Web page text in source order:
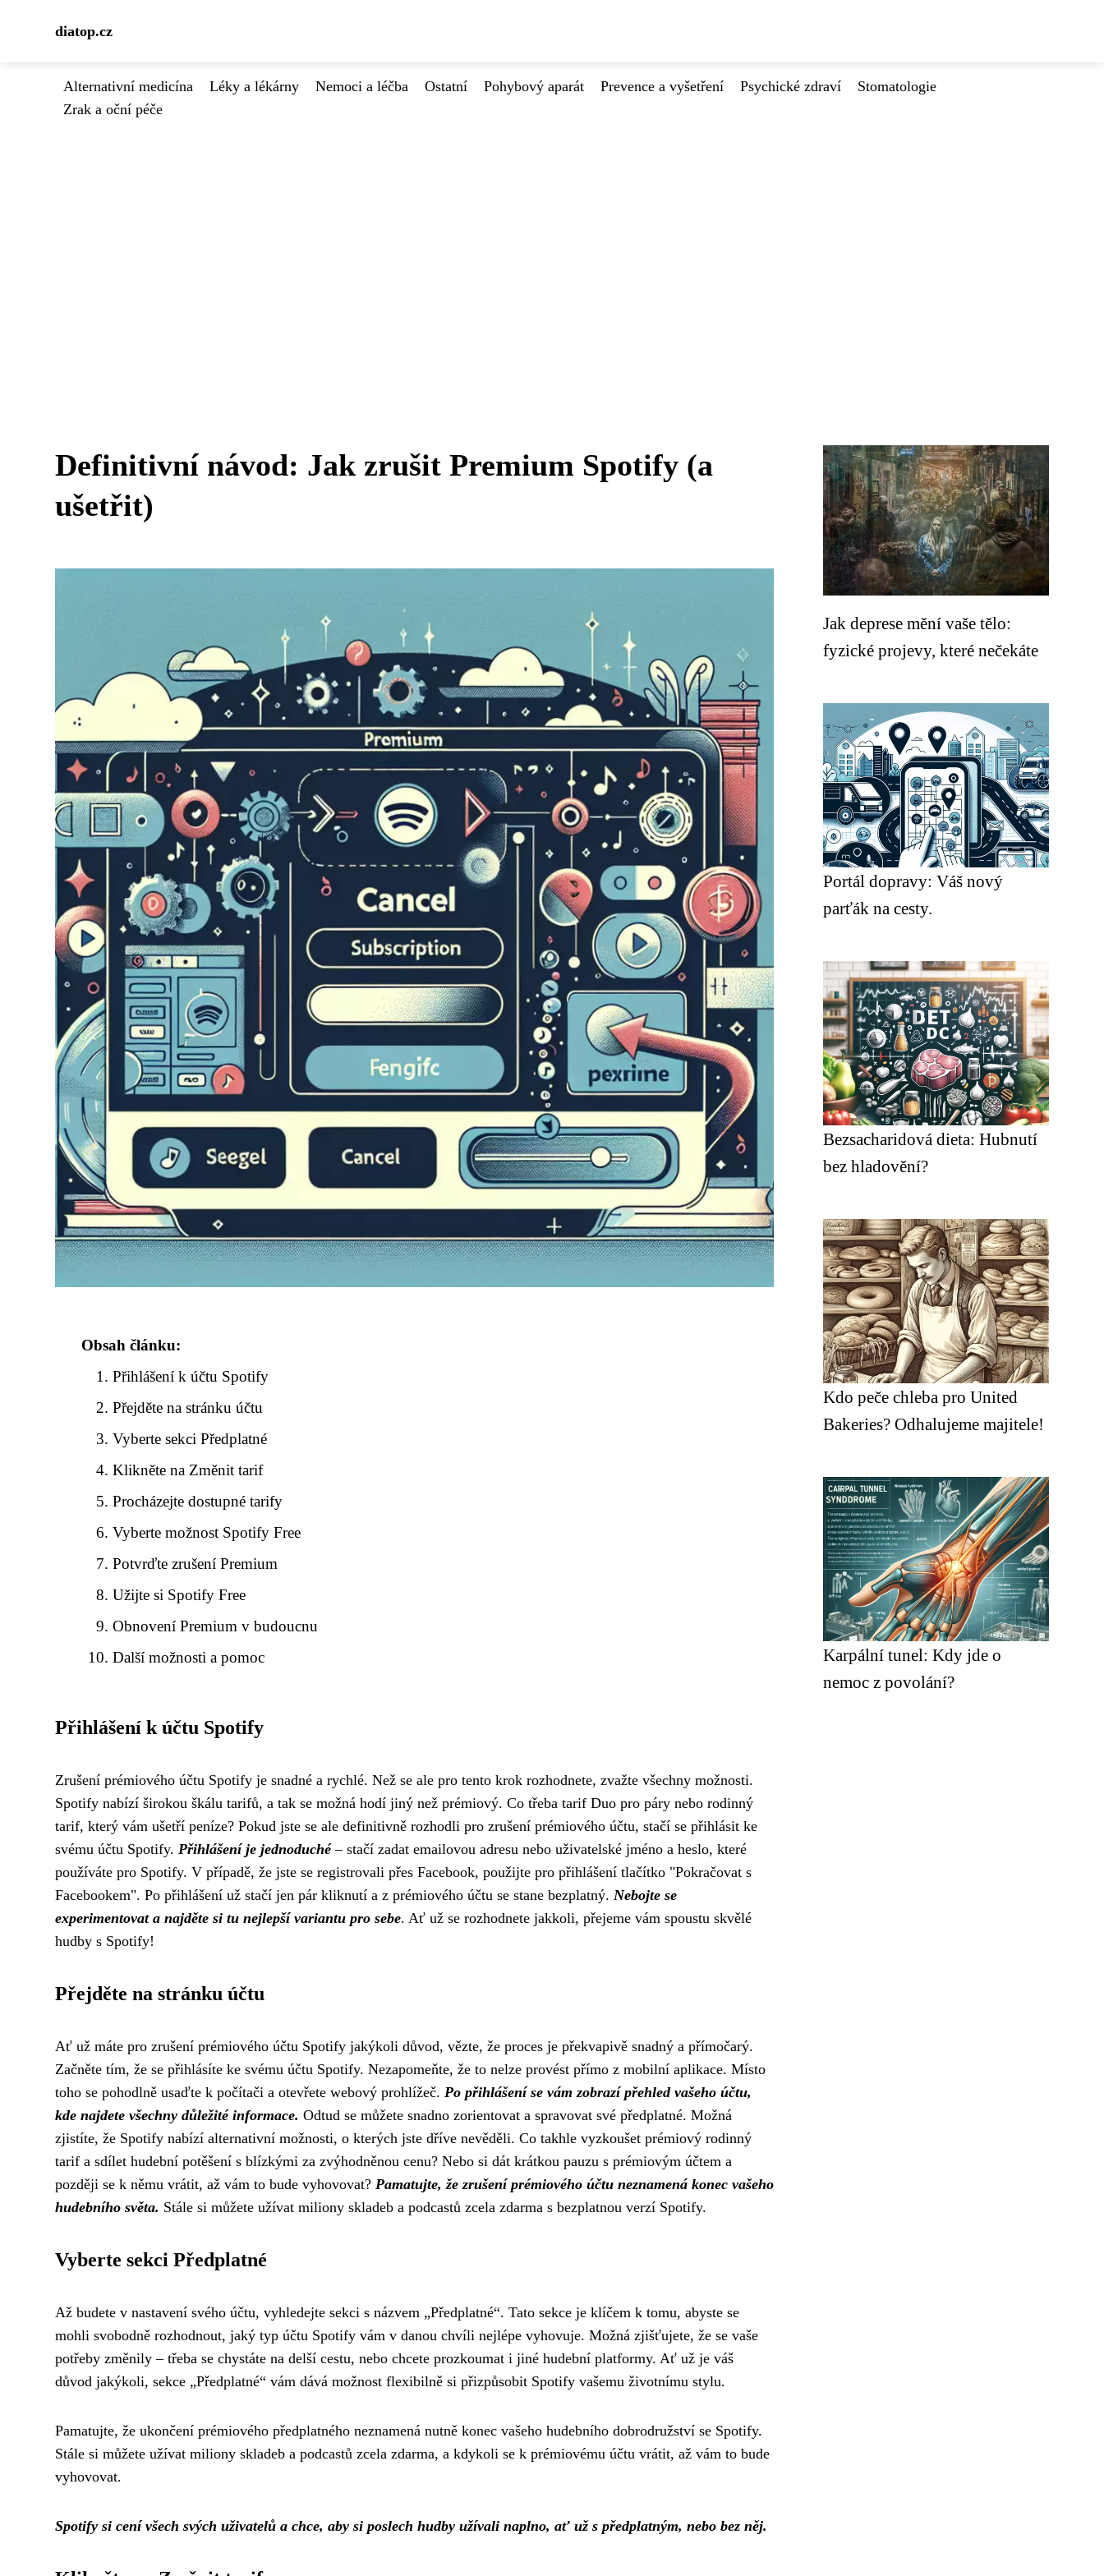
diatop.cz
Alternativní medicína Léky a lékárny Nemoci a léčba Ostatní Pohybový aparát Prevence a vyšetření Psychické zdraví
Stomatologie
Zrak a oční péče
Definitivní návod: Jak zrušit Premium Spotify (a
ušetřit)
Obsah článku:
Přihlášení k účtu Spotify
Přejděte na stránku účtu
Vyberte sekci Předplatné
Klikněte na Změnit tarif
Procházejte dostupné tarify
Vyberte možnost Spotify Free
Potvrďte zrušení Premium
Užijte si Spotify Free
Obnovení Premium v budoucnu
Další možnosti a pomoc
Přihlášení k účtu Spotify
Zrušení prémiového účtu Spotify je snadné a rychlé. Než se ale pro tento krok rozhodnete, zvažte všechny možnosti.
Spotify nabízí širokou škálu tarifů, a tak se možná hodí jiný než prémiový. Co třeba tarif Duo pro páry nebo rodinný
tarif, který vám ušetří peníze? Pokud jste se ale definitivně rozhodli pro zrušení prémiového účtu, stačí se přihlásit ke
svému účtu Spotify. Přihlášení je jednoduché– stačí zadat emailovou adresu nebo uživatelské jméno a heslo, které
používáte pro Spotify. V případě, že jste se registrovali přes Facebook, použijte pro přihlášení tlačítko "Pokračovat s
Facebookem". Po přihlášení už stačí jen pár kliknutí a z prémiového účtu se stane bezplatný. Nebojte se
experimentovat a najděte si tu nejlepší variantu pro sebe. Ať už se rozhodnete jakkoli, přejeme vám spoustu skvělé
hudby s Spotify!
Přejděte na stránku účtu
Ať už máte pro zrušení prémiového účtu Spotify jakýkoli důvod, vězte, že proces je překvapivě snadný a přímočarý.
Začněte tím, že se přihlásíte ke svému účtu Spotify. Nezapomeňte, že to nelze provést přímo z mobilní aplikace. Místo
toho se pohodlně usaďte k počítači a otevřete webový prohlížeč. Po přihlášení se vám zobrazí přehled vašeho účtu,
kde najdete všechny důležité informace. Odtud se můžete snadno zorientovat a spravovat své předplatné. Možná
zjistíte, že Spotify nabízí alternativní možnosti, o kterých jste dříve nevěděli. Co takhle vyzkoušet prémiový rodinný
tarif a sdílet hudební potěšení s blízkými za zvýhodněnou cenu? Nebo si dát krátkou pauzu s prémiovým účtem a
později se k němu vrátit, až vám to bude vyhovovat? Pamatujte, že zrušení prémiového účtu neznamená konec vašeho
hudebního světa. Stále si můžete užívat miliony skladeb a podcastů zcela zdarma s bezplatnou verzí Spotify.
Vyberte sekci Předplatné
Až budete v nastavení svého účtu, vyhledejte sekci s názvem „Předplatné“. Tato sekce je klíčem k tomu, abyste se
mohli svobodně rozhodnout, jaký typ účtu Spotify vám v danou chvíli nejlépe vyhovuje. Možná zjišťujete, že se vaše
potřeby změnily – třeba se chystáte na delší cestu, nebo chcete prozkoumat i jiné hudební platformy. Ať už je váš
důvod jakýkoli, sekce „Předplatné“ vám dává možnost flexibilně si přizpůsobit Spotify vašemu životnímu stylu.
Pamatujte, že ukončení prémiového předplatného neznamená nutně konec vašeho hudebního dobrodružství se Spotify.
Stále si můžete užívat miliony skladeb a podcastů zcela zdarma, a kdykoli se k prémiovému účtu vrátit, až vám to bude
vyhovovat.
Spotify si cení všech svých uživatelů a chce, aby si poslech hudby užívali naplno, ať už s předplatným, nebo bez něj.
Jak deprese mění vaše tělo:
fyzické projevy, které nečekáte
Portál dopravy: Váš nový
parťák na cesty.
Bezsacharidová dieta: Hubnutí
bez hladovění?
Kdo peče chleba pro United
Bakeries? Odhalujeme majitele!
Karpální tunel: Kdy jde o
nemoc z povolání?